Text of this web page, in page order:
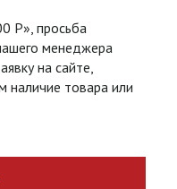
Р», просьба
менеджера
на сайте,
наличие товара или